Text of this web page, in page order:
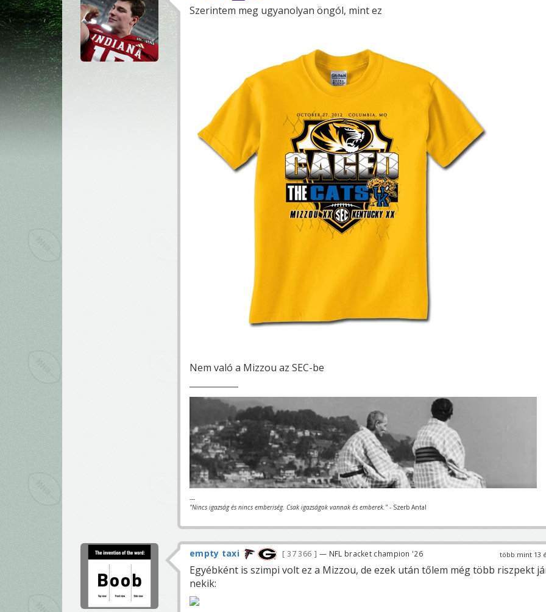
Szerintem meg ugyanolyan öngól, mint ez
Nem való a Mizzou az SEC-be
---
"Nincs igazság és nincs emberiség. Csak igazságok vannak és emberek." - Szerb Antal
több mint 13
empty taxi 37 366 — NFL bracket champion '26
Egyébként is szimpi volt ez a Mizzou, de ezek után tőlem még több riszpekt
nekik: